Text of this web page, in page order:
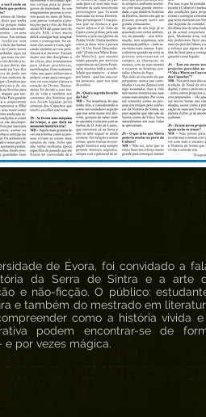
de Évora, foi convidado a
da Serra de Sintra e a arte
e não-ficção. O público:
e também do mestrado em
como a história vivida
podem encontrar-se de
e por vezes mágica.